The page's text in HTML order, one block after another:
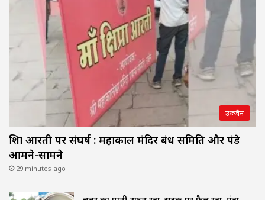
उज्जैन
शिप्रा आरती पर संघर्ष : महाकाल मंदिर प्रबंध समिति और पंडे
आमने-सामने
29 minutes ago